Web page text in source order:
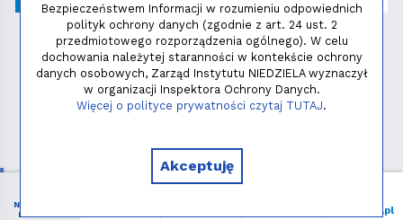
Polityka prywatności
Copyright © 2026 - Instytut NIEDZIELA
NIEZBĘDNIK
KATOLIKA
niedziela.pl
Bezpieczeństwem Informacji w rozumieniu odpowiednich
polityk ochrony danych (zgodnie z art. 24 ust. 2
przedmiotowego rozporządzenia ogólnego). W celu
dochowania należytej staranności w kontekście ochrony
danych osobowych, Zarząd Instytutu NIEDZIELA wyznaczył
w organizacji Inspektora Ochrony Danych.
Więcej o polityce prywatności czytaj TUTAJ.
Akceptuję